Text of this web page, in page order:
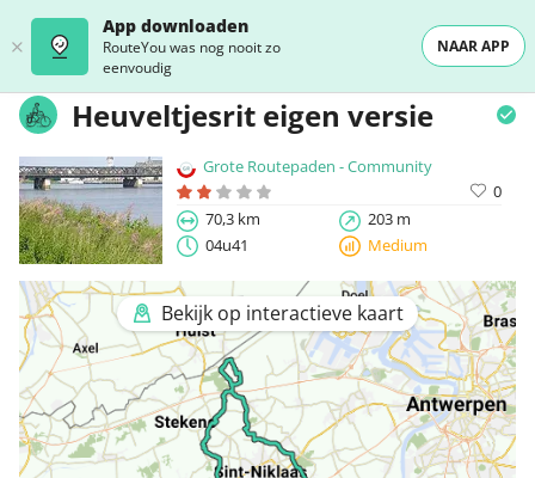
App downloaden
RouteYou was nog nooit zo
eenvoudig
NAAR APP
Heuveltjesrit eigen versie
Grote Routepaden - Community
0
70,3 km
203 m
04u41
Medium
Bekijk op interactieve kaart